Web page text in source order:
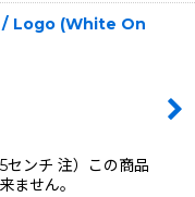
Logo (White On
ンチ 注）この商品
ません。